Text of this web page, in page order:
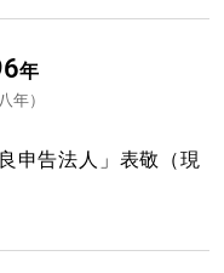
年
年
申告法人」表敬（現